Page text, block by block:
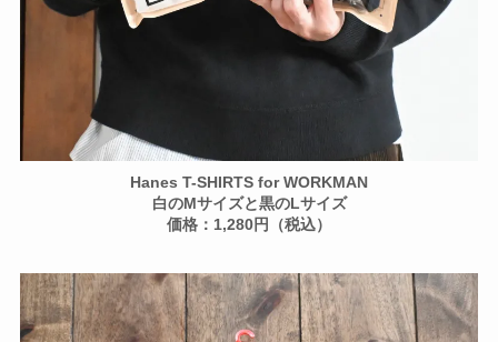
Hanes T-SHIRTS for WORKMAN
白のMサイズと黒のLサイズ
価格：1,280円（税込）